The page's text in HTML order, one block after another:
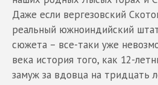
Даже если вергезовский
реальный южноиндийский
сюжета – все-таки уже
века история того, как 12-
замуж за вдовца на тридцать